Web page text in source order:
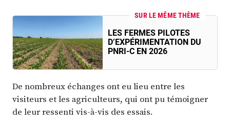
SUR LE MÊME THÈME
LES FERMES PILOTES
D’EXPÉRIMENTATION DU
PNRI-C EN 2026
De nombreux échanges ont eu lieu entre les
visiteurs et les agriculteurs, qui ont pu témoigner
de leur ressenti vis-à-vis des essais.